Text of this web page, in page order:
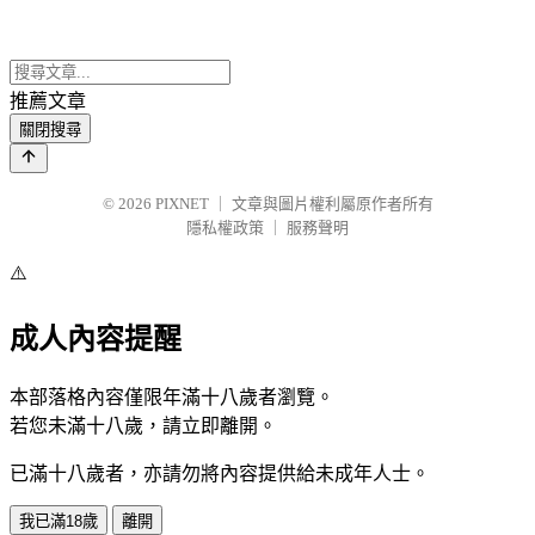
推薦文章
關閉搜尋
© 2026 PIXNET
文章與圖片權利屬原作者所有
隱私權政策
服務聲明
⚠️
成人內容提醒
本部落格內容僅限年滿十八歲者瀏覽。
若您未滿十八歲，請立即離開。
已滿十八歲者，亦請勿將內容提供給未成年人士。
我已滿18歲 離開